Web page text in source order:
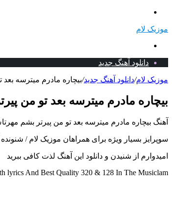
موزیک لام
دانلود آهنگ جدید
موزیک لام/دانلود آهنگ جدید/بیچاره مادرم میترسه
بیچاره مادرم میترسه بعد تو من
آهنگ بیچاره مادرم میترسه بعد تو من پیرتر بشم
سوپرایز بسیار ویژه برای همراهان موزیک لام / شنونده آهنگ
امیدوارم از شنیدن و دانلود این آهنگ لذت کافی ببرید
lyrics And Best Quality 320 & 128 In The Musiclam